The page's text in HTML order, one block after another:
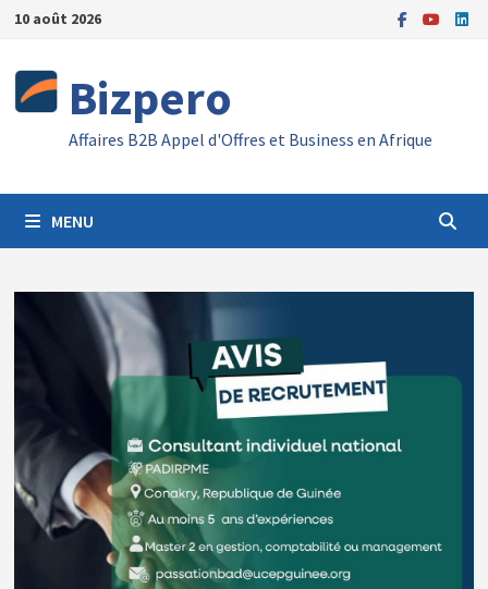
Passer
contenu
10 août 2026
Bizpero
Affaires B2B Appel d'Offres et Business en Afrique
MENU